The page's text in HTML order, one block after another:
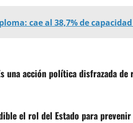
cae al 38,7% de
una acción política disfrazada
el rol del Estado para